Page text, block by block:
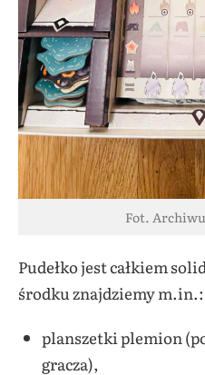
Fot.
Pudełko jest całkiem
środku znajdziemy m.in.:
planszetki plemion
gracza),